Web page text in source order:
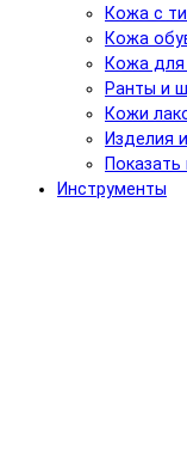
Кожа с
Кожа
Кожа
Ранты и
Кожи
Изделия
Показать
Инструменты